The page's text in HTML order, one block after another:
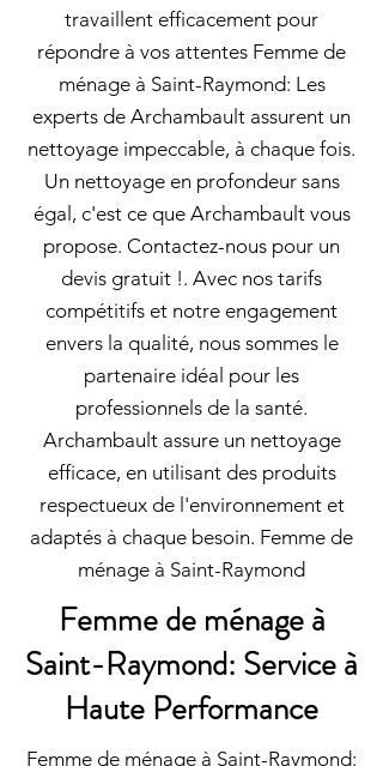
travaillent efficacement pour
répondre à vos attentes Femme de
ménage à Saint-Raymond: Les
experts de Archambault assurent un
nettoyage impeccable, à chaque fois.
Un nettoyage en profondeur sans
égal, c'est ce que Archambault vous
propose. Contactez-nous pour un
devis gratuit !. Avec nos tarifs
compétitifs et notre engagement
envers la qualité, nous sommes le
partenaire idéal pour les
professionnels de la santé.
Archambault assure un nettoyage
efficace, en utilisant des produits
respectueux de l'environnement et
adaptés à chaque besoin. Femme de
ménage à Saint-Raymond
Femme de ménage à
Saint-Raymond: Service à
Haute Performance
Femme de ménage à Saint-Raymond: